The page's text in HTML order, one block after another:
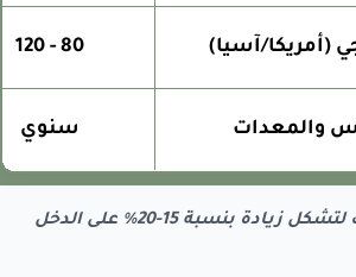
(أمريكا/آسيا) 80 - 120
والمعدات سنوي
تتراكم هذه البدلات لتشكل زيادة بنسبة 15-20% على الدخل